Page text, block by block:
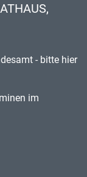
- bitte hier
im